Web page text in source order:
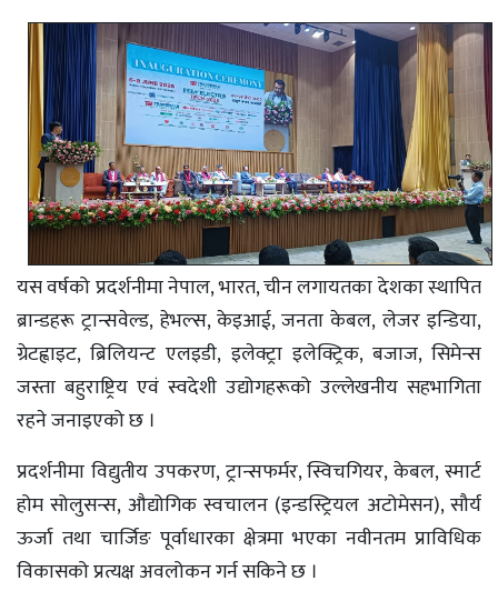
यस वर्षको प्रदर्शनीमा नेपाल, भारत, चीन लगायतका देशका स्थापित
ब्रान्डहरू ट्रान्सवेल्ड, हेभल्स, केइआई, जनता केबल, लेजर इन्डिया,
ग्रेटह्वाइट, ब्रिलियन्ट एलइडी, इलेक्ट्रा इलेक्ट्रिक, बजाज, सिमेन्स
जस्ता बहुराष्ट्रिय एवं स्वदेशी उद्योगहरूको उल्लेखनीय सहभागिता
रहने जनाइएको छ ।
प्रदर्शनीमा विद्युतीय उपकरण, ट्रान्सफर्मर, स्विचगियर, केबल, स्मार्ट
होम सोलुसन्स, औद्योगिक स्वचालन (इन्डस्ट्रियल अटोमेसन), सौर्य
ऊर्जा तथा चार्जिङ पूर्वाधारका क्षेत्रमा भएका नवीनतम प्राविधिक
विकासको प्रत्यक्ष अवलोकन गर्न सकिने छ ।